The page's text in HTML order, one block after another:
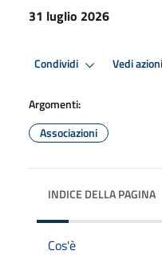
31 luglio 2026
Condividi Vedi azioni
Argomenti:
Associazioni
INDICE DELLA PAGINA
Cos'è